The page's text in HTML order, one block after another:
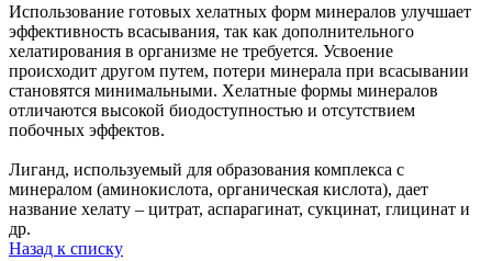
Использование готовых хелатных форм минералов улучшает
эффективность всасывания, так как дополнительного
хелатирования в организме не требуется. Усвоение
происходит другом путем, потери минерала при всасывании
становятся минимальными. Хелатные формы минералов
отличаются высокой биодоступностью и отсутствием
побочных эффектов.
Лиганд, используемый для образования комплекса с
минералом (аминокислота, органическая кислота), дает
название хелату – цитрат, аспарагинат, сукцинат, глицинат и
др.
Назад к списку